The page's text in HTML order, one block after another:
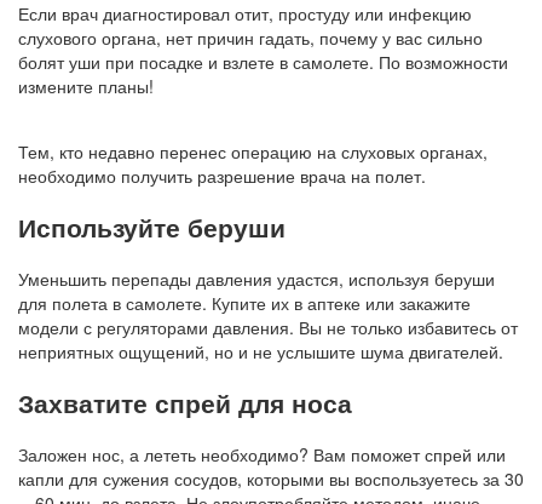
Если врач диагностировал отит, простуду или инфекцию
слухового органа, нет причин гадать, почему у вас сильно
болят уши при посадке и взлете в самолете. По возможности
измените планы!
Тем, кто недавно перенес операцию на слуховых органах,
необходимо получить разрешение врача на полет.
Используйте беруши
Уменьшить перепады давления удастся, используя беруши
для полета в самолете. Купите их в аптеке или закажите
модели с регуляторами давления. Вы не только избавитесь от
неприятных ощущений, но и не услышите шума двигателей.
Захватите спрей для носа
Заложен нос, а лететь необходимо? Вам поможет спрей или
капли для сужения сосудов, которыми вы воспользуетесь за 30